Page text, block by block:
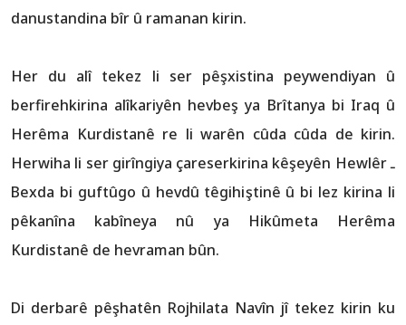
danustandina bîr û ramanan kirin.
Her du alî tekez li ser pêşxistina peywendiyan û
berfirehkirina alîkariyên hevbeş ya Brîtanya bi Iraq û
Herêma Kurdistanê re li warên cûda cûda de kirin.
Herwiha li ser girîngiya çareserkirina kêşeyên Hewlêr ـ
Bexda bi guftûgo û hevdû têgihiştinê û bi lez kirina li
pêkanîna kabîneya nû ya Hikûmeta Herêma
Kurdistanê de hevraman bûn.
Di derbarê pêşhatên Rojhilata Navîn jî tekez kirin ku